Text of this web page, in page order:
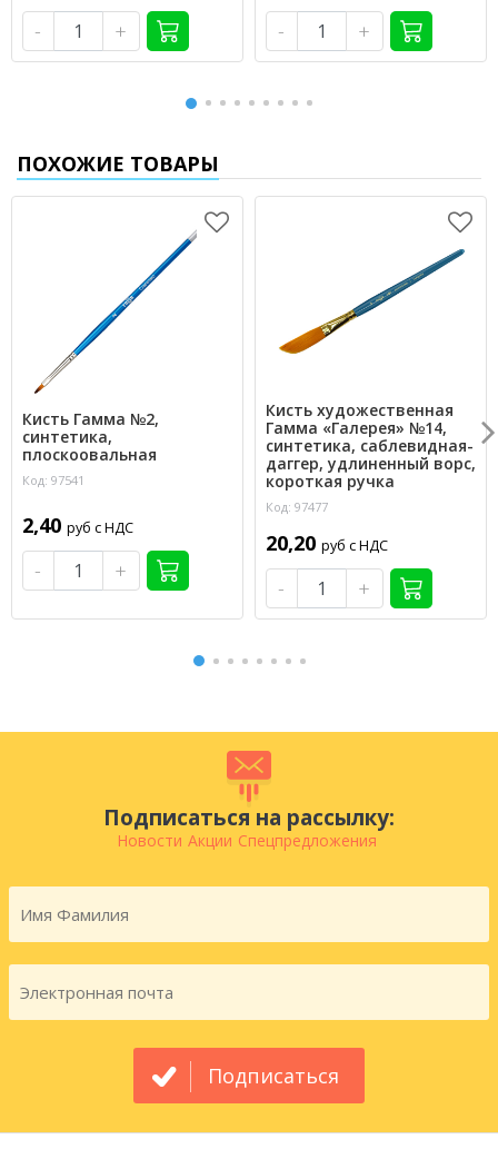
- + - +
ПОХОЖИЕ ТОВАРЫ
Кисть Гамма №2,
синтетика,
плоскоовальная
Код: 97541
2,40 руб с НДС
- +
Кисть художественная
Гамма «Галерея» №14,
синтетика, саблевидная-
даггер, удлиненный ворс,
короткая ручка
Код: 97477
20,20 руб с НДС
- +
Подписаться на рассылку:
Новости Акции Спецпредложения
Подписаться